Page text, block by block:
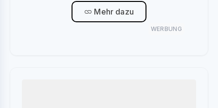
Mehr dazu
WERBUNG